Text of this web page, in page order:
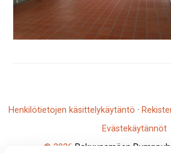
Henkilötietojen käsittelykäytäntö ·
Evästekäytännöt
© 2026 Rakuunamäen